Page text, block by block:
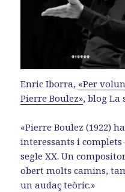
Enric Iborra, «Per
Pierre Boulez», blog La
«Pierre Boulez (1922)
interessants i
segle XX. Un
obert molts camins,
un audaç teòric.»